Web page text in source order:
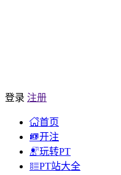
登录 注册
首页
开注
玩转PT
PT站大全